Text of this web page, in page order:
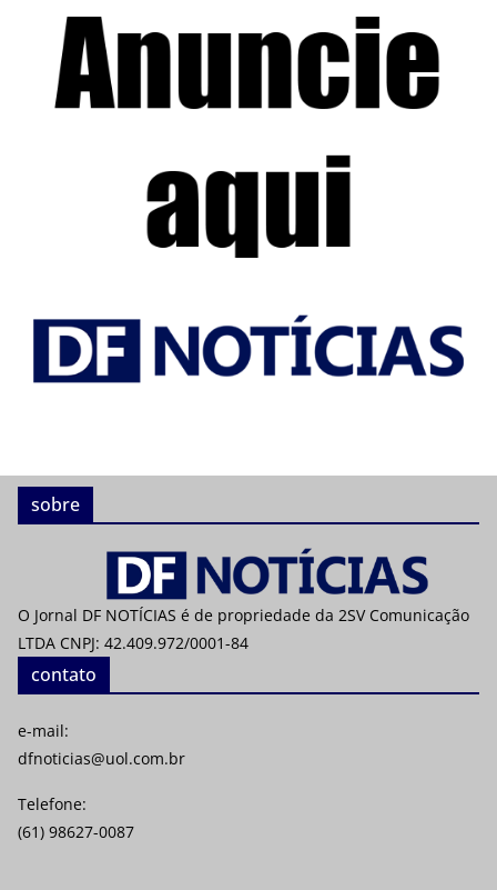
sobre
O Jornal DF NOTÍCIAS é de propriedade da 2SV Comunicação
LTDA CNPJ: 42.409.972/0001-84
contato
e-mail:
dfnoticias@uol.com.br
Telefone:
(61) 98627-0087